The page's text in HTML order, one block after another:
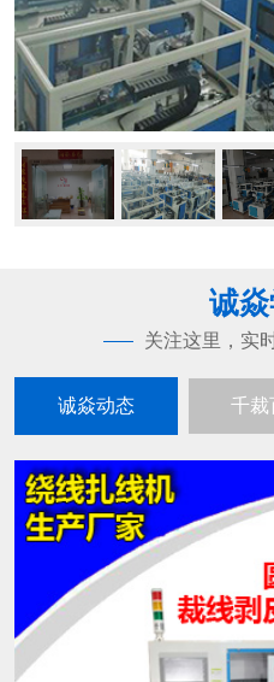
诚
关注这里，实
诚焱动态 千裁